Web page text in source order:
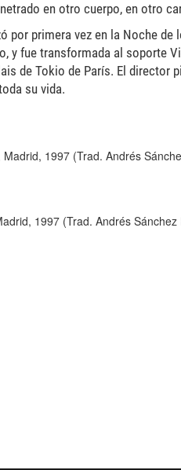
en otro cuerpo, en otro
por primera vez en la Noche de
y fue transformada al soporte
de Tokio de París. El director
su vida.
1997 (Trad. Andrés
1997 (Trad. Andrés Sánchez